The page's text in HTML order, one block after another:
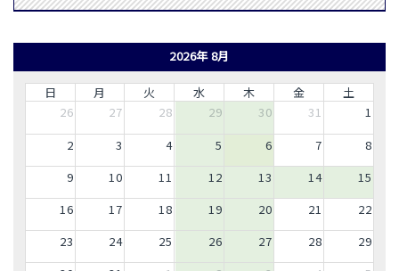
2026年 8月
日 月 火 水 木 金
土
26
27 28 29 30 31
1
2
3 4 5 6 7
8
9
10 11 12 13 14
15
16
17 18 19 20 21
22
23
24 25 26 27 28
29